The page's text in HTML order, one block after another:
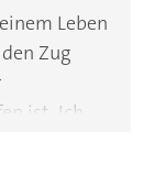
Leben
Zug
ist. Ich
soll